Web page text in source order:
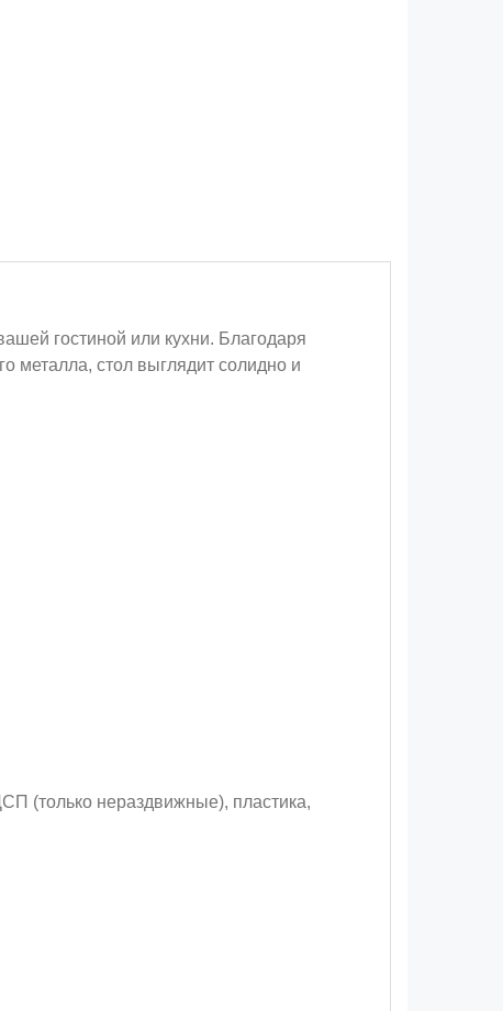
гостиной или кухни. Благодаря
металла, стол выглядит солидно и
(только нераздвижные), пластика,